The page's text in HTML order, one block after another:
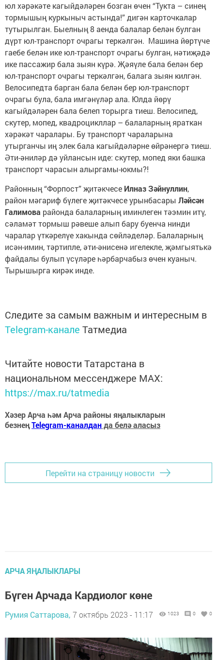
юл хәрәкәте кагыйдәләрен бозган өчен “Тукта – синең
тормышың куркыныч астында!” дигән карточкалар
тутырылган. Быелның 8 аенда балалар белән булган
дүрт юл-транспорт очрагы теркәлгән. Машина йөртүче
гаебе белән ике юл-транспорт очрагы булган, нәтиҗәдә
ике пассажир бала зыян күрә. Җәяүле бала белән бер
юл-транспорт очрагы теркәлгән, балага зыян килгән.
Велосипедта барган бала белән бер юл-транспорт
очрагы була, бала имгәнүләр ала. Юлда йөрү
кагыйдәләрен бала белеп торырга тиеш. Велосипед,
скутер, мопед, квадроцикллар – балаларның яраткан
хәрәкәт чаралары. Бу транспорт чараларына
утырганчы иң элек бала кагыйдәләрне өйрәнергә тиеш.
Әти-әниләр дә уйлансын иде: скутер, мопед яки башка
транспорт чарасын алыргамы-юкмы?!
Районның “Форпост” җитәкчесе Илназ Зәйнуллин,
район мәгариф бүлеге җитәкчесе урынбасары Ләйсән
Галимова районда балаларның иминлеген тәэмин итү,
сәламәт тормыш рәвеше алып бару буенча нинди
чаралар үткәрелүе хакында сөйләделәр. Балаларның
исән-имин, тәртипле, әти-әнисенә игелекле, җәмгыятькә
файдалы булып үсүләре һәрбарчабыз өчен куаныч.
Тырышырга кирәк инде.
Следите за самым важным и интересным в
Telegram-канале Татмедиа
Читайте новости Татарстана в
национальном мессенджере MАХ:
https://max.ru/tatmedia
Хәзер Арча һәм Арча районы яңалыкларын
безнеңTelegram-каналданда белә аласыз
Перейти на страницу новости
АРЧА ЯҢАЛЫКЛАРЫ
Бүген Арчада Кардиолог көне
Румия Саттарова, 7 октябрь 2023 - 11:17 1023 0 0